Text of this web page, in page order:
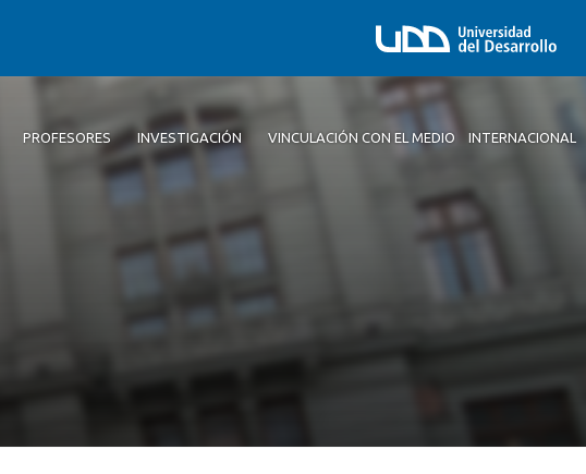
PROFESORES INVESTIGACIÓN VINCULACIÓN CON EL MEDIO INTERNACIONAL